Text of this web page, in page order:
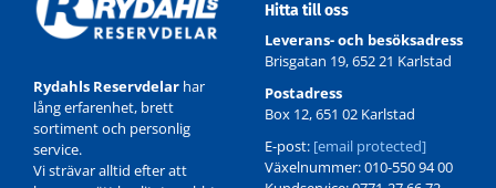
Rydahls Reservdelar har
lång erfarenhet, brett
sortiment och personlig
service.
Vi strävar alltid efter att
Hitta till oss
Leverans- och besöksadress
Brisgatan 19, 652 21 Karlstad
Postadress
Box 12, 651 02 Karlstad
E-post: [email protected]
Växelnummer: 010-550 94 00